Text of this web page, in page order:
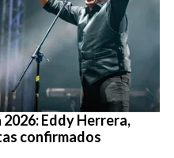
Eddy Herrera,
confirmados